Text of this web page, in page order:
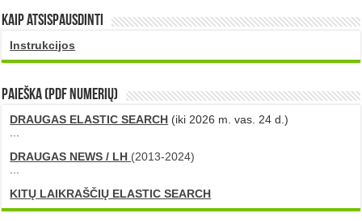
Kaip atsispausdinti
Instrukcijos
PAIEŠKA (PDF numerių)
DRAUGAS ELASTIC SEARCH (iki 2026 m. vas. 24 d.)
DRAUGAS NEWS / LH (2013-2024)
KITŲ LAIKRAŠČIŲ ELASTIC SEARCH